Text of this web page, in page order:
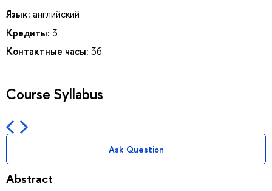
Язык: английский
Кредиты: 3
Контактные часы: 36
Course Syllabus
Ask Question
Abstract